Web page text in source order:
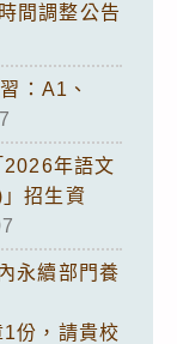
間調整公告
：A1、
2026年語文
招生資
永續部門養
份，請貴校